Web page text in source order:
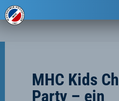
MHC Kids
Party – ein